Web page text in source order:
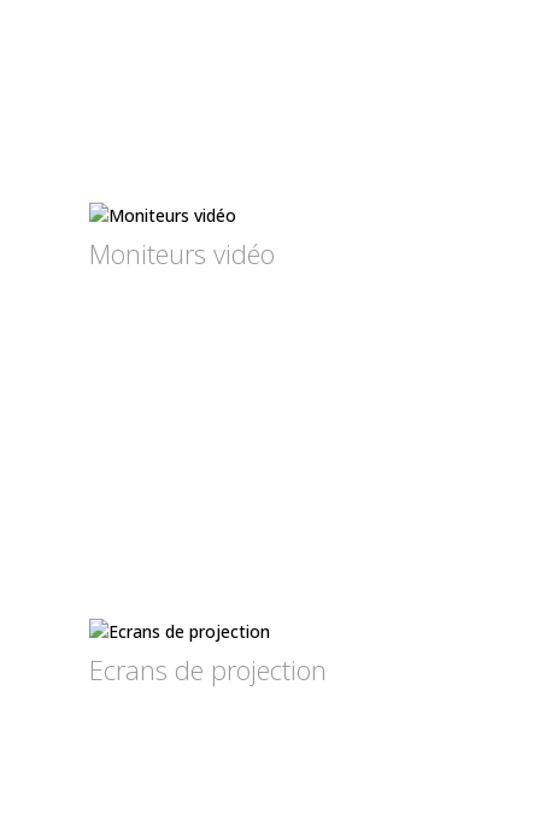
Moniteurs vidéo
Ecrans de projection